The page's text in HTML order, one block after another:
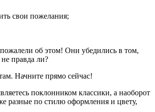
свои пожелания;
об этом! Они убедились в том,
правда ли?
Начните прямо сейчас!
поклонником классики, а наоборот
разные по стилю оформления и цвету,